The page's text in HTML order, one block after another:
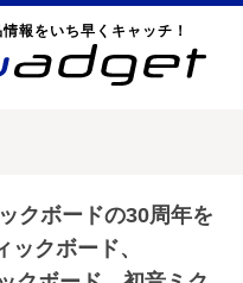
報をいち早くキャッチ！
クボードの30周年を
クボード、